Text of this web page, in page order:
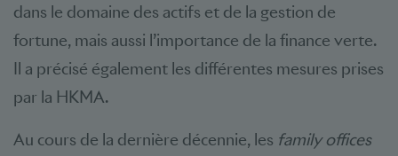
dans le domaine des actifs et de la gestion de
fortune, mais aussi l’importance de la finance verte.
Il a précisé également les différentes mesures prises
par la HKMA.
Au cours de la dernière décennie, les family offices